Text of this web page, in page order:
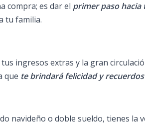
compra; es dar el primer paso hacia
tu familia.
ingresos extras y la gran
que te brindará felicidad y
navideño o doble sueldo, tienes la